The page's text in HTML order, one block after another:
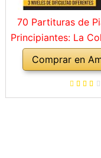
70 Partituras de
Principiantes: La
los Grandes
Música dividida en
de dificultad
Comprar en